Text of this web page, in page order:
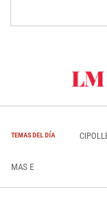
TEMAS DEL DÍA
MAS E